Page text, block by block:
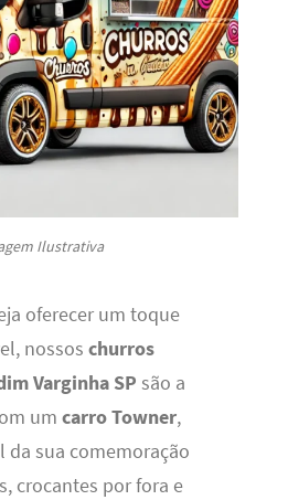
Ilustrativa
oferecer um toque
nossos churros
Varginha SP são a
um carro Towner,
da sua comemoração
crocantes por fora e